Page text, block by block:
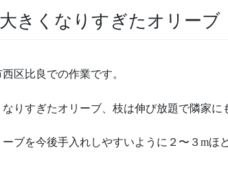
きくなりすぎたオリーブ
区比良での作業です。
りすぎたオリーブ、枝は伸び放題で隣家に
ブを今後手入れしやすいように２〜３mほ